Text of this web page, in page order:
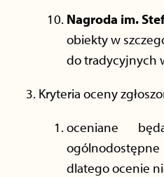
Nagroda im.
obiekty w
do tradycyjnych
Kryteria oceny
oceniane
dlatego ocenie